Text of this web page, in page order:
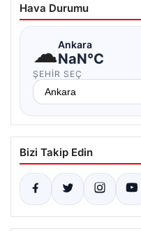
Hava Durumu
☁Ankara
NaN°C
ŞEHIR SEÇ
Bizi Takip Edin